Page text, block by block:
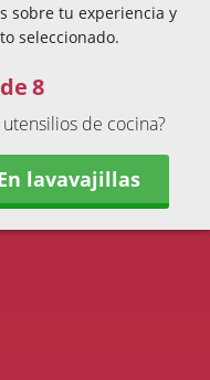
sobre tu experiencia y
seleccionado.
8
de cocina?
lavavajillas